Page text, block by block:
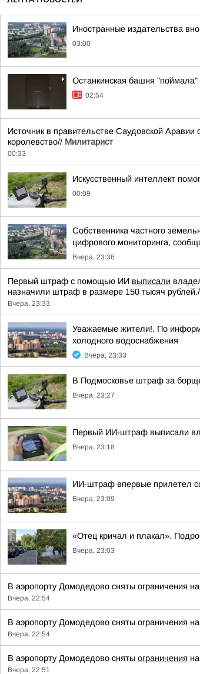
Иностранные издательства
03:00
Останкинская башня
02:54
Источник в правительстве Саудовской
королевство// Милитарист
00:33
Искусственный интеллект
00:09
Собственника частного
цифрового мониторинга,
Вчера, 23:36
Первый штраф с помощью ИИ выписали
назначили штраф в размере 150 тысяч
Вчера, 23:33
Уважаемые жители!. По
холодного водоснабжения
Вчера, 23:33
В Подмосковье штраф за
Вчера, 23:27
Первый ИИ-штраф выписали
Вчера, 23:18
ИИ-штраф впервые прилетел
Вчера, 23:09
«Отец кричал и плакал».
Вчера, 23:03
В аэропорту Домодедово сняты ограничения
Вчера, 22:54
В аэропорту Домодедово сняты ограничения
Вчера, 22:54
В аэропорту Домодедово сняты ограничения
Вчера, 22:51